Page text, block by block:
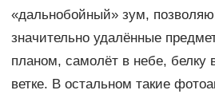
«дальнобойный» зум,
значительно удалённые
планом, самолёт в небе, белку
ветке. В остальном такие